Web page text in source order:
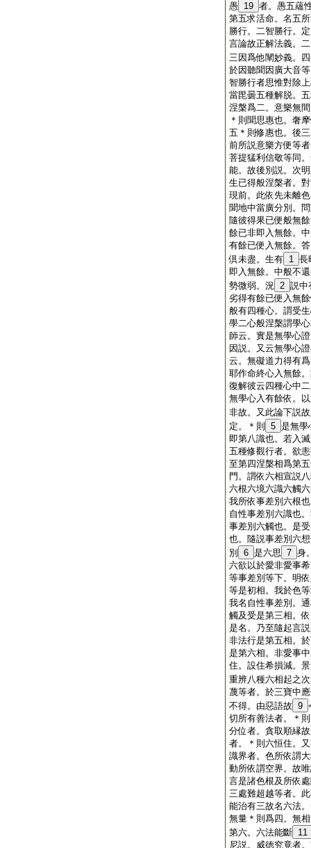
愚
19 者。愚五蘊
第五求活命。名五
勝行。二智勝行。
言論故正解法義。
三因爲他闡妙義。
於因聽聞因廣大音
智勝行者思惟對除
當毘曇五種解脱。
涅槃爲二。意樂無
＊則聞思惠也。奢
五＊則修惠也。後
前所説意樂方便等
菩提猛利信敬等同
能。故後別説。次
生已得般涅槃者。
現前。此依先未離
聞地中當廣分別。
隨彼得果已便般無
餘已非即入無餘。
有餘已便入無餘。
倶未盡。生有 1 長
即入無餘。中般不
勢微弱。況 2 説中
劣得有餘已便入無
般有四種心。謂受
學二心般涅槃謂學
師云。實是無學心
因説。又云無學心
云。無礙道力得有
耶作命終心入無餘
復解彼云四種心中
無學心入有餘依。
非故。又此論下説
定。＊則
5 是無學
即第八識也。若入
五種修觀行者。欲
至第四涅槃相爲第
門。謂依六相宣説
六根六境六識六觸
我所依事差別六根
自性事差別六識也
事差別六觸也。是
也。隨説事差別六
別
6 是六思 7 身
六欲以於愛非愛事
等事差別等下。明
等是初相。我於色
我名自性事差別。
觸及受是第三相。
是名。乃至隨起言
非法行是第五相。
是第六相。非愛事
住。設住希損減。
重辨八種六相起之
蔑等者。於三寶中
不得。由惡語故 9
切所有善法者。＊
分位者。貪取順縁
者。＊則六恒住。
識界者。色所依謂
動所依謂空界。故
言是諸色根及所依
三處難超越等者。
能治有三故名六法
無量＊則爲四。無
第六。六法能斷 11
尼説。威徳究竟者